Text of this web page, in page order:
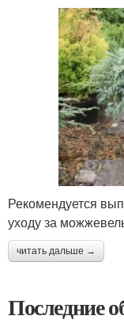
Рекомендуется
уходу за
читать дальше →
Последние